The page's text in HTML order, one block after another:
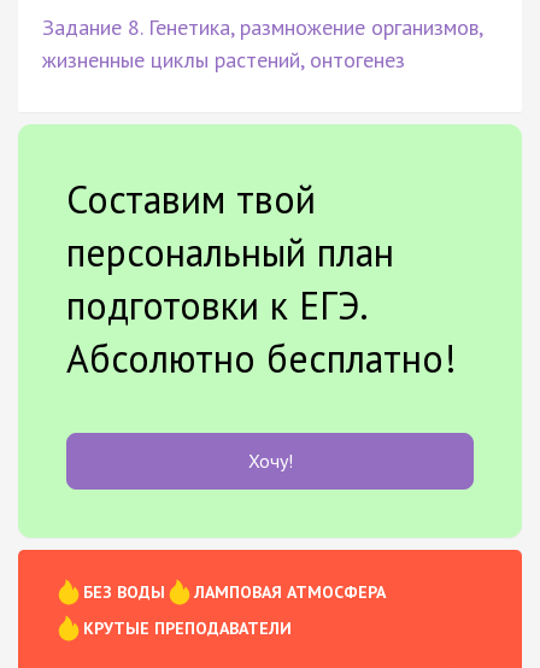
Задание 8. Генетика, размножение организмов,
жизненные циклы растений, онтогенез
Составим твой
персональный план
подготовки к ЕГЭ.
Абсолютно бесплатно!
Хочу!
БЕЗ ВОДЫ
ЛАМПОВАЯ АТМОСФЕРА
КРУТЫЕ ПРЕПОДАВАТЕЛИ